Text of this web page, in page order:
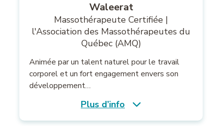
Waleerat
Massothérapeute Certifiée |
l'Association des Massothérapeutes du
Québec (AMQ)
Animée par un talent naturel pour le travail
corporel et un fort engagement envers son
développement…
Plus d’info